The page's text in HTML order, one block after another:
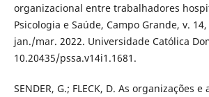
organizacional entre trabalhadores
Psicologia e Saúde, Campo Grande, v.
jan./mar. 2022. Universidade Católica
10.20435/pssa.v14i1.1681.
SENDER, G.; FLECK, D. As organizações